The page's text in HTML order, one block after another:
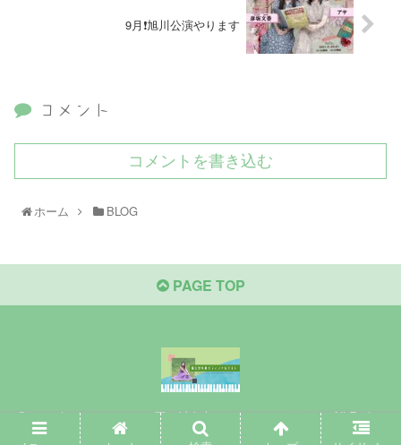
9月❗️旭川公演やります
コメント
コメントを書き込む
ホーム BLOG
PAGE TOP
Copyright © 2020-2026 原口沙矢架オフィシャルサイト All Rights
Reserved.